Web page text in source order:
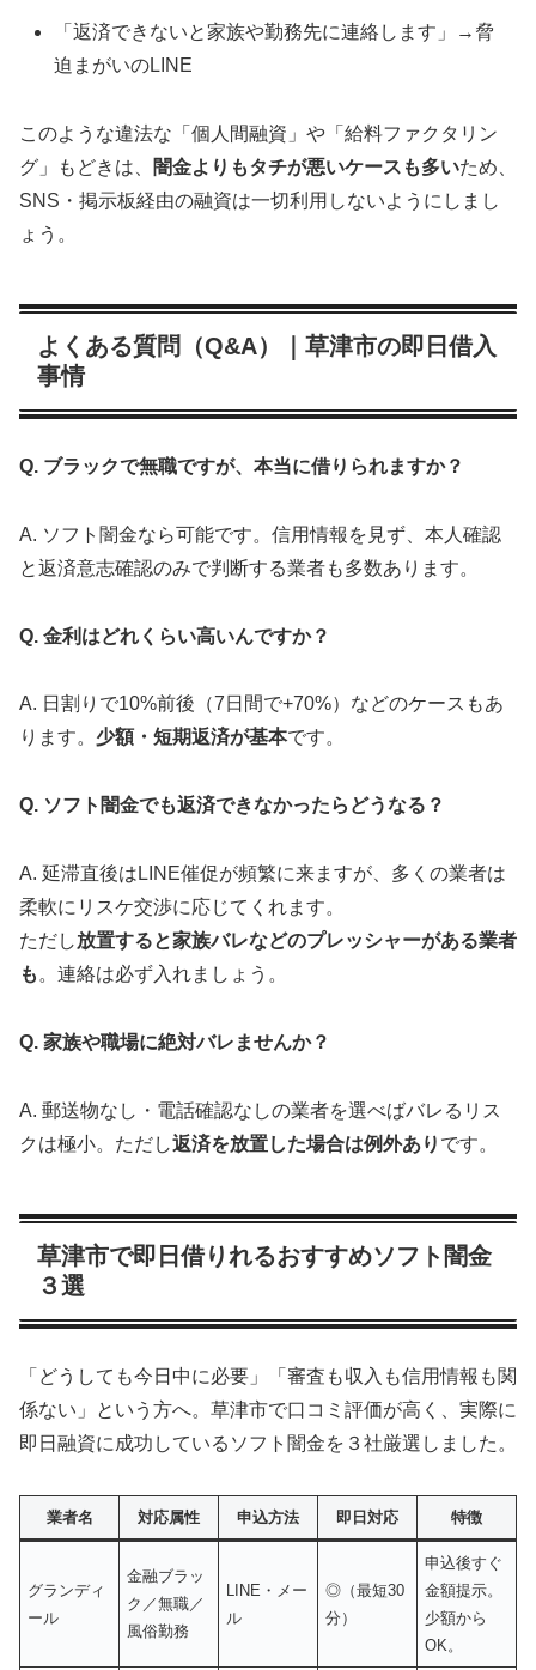
「返済できないと家族や勤務先に連絡します」→脅
迫まがいのLINE
このような違法な「個人間融資」や「給料ファクタリン
グ」もどきは、
闇金よりもタチが悪いケースも多いため、
SNS・掲示板経由の融資は一切利用しないようにしまし
ょう。
よくある質問（Q&A）｜草津市の即日借入
事情
Q. ブラックで無職ですが、本当に借りられますか？
A. ソフト闇金なら可能です。信用情報を見ず、本人確認
と返済意志確認のみで判断する業者も多数あります。
Q. 金利はどれくらい高いんですか？
A. 日割りで10%前後（7日間で+70%）などのケースもあ
ります。 少額・短期返済が基本です。
Q. ソフト闇金でも返済できなかったらどうなる？
A. 延滞直後はLINE催促が頻繁に来ますが、多くの業者は
柔軟にリスケ交渉に応じてくれます。
ただし放置すると家族バレなどのプレッシャーがある業者
も 。連絡は必ず入れましょう。
Q. 家族や職場に絶対バレませんか？
A. 郵送物なし・電話確認なしの業者を選べばバレるリス
クは極小。ただし返済を放置した場合は例外あり です。
草津市で即日借りれるおすすめソフト闇金
３選
「どうしても今日中に必要」「審査も収入も信用情報も関
係ない」という方へ。草津市で口コミ評価が高く、実際に
即日融資に成功しているソフト闇金を３社厳選しました。
業者名 対応属性 申込方法 即日対応 特徴
グランディ
ール
金融ブラッ
ク／無職／
風俗勤務
LINE・メー
ル
◎（最短30
分）
申込後すぐ
金額提示。
少額から
OK。